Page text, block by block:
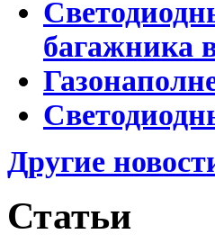
багажника
Другие
Статьи